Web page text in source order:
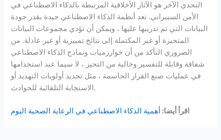
التحدي الآخر هو الآثار الأخلاقية المرتبطة بالذكاء الاصطناعي في
الأمن السيبراني. تعد أنظمة الذكاء الاصطناعي جيدة بقدر جودة
البيانات التي تم تدريبها عليها ، ويمكن أن تؤدي مجموعات البيانات
المتحيزة أو غير المكتملة إلى نتائج تمييزية أو غير عادلة. من
الضروري التأكد من أن خوارزميات ونماذج الذكاء الاصطناعي
شفافة وقابلة للتفسير وخالية من التحيز ، لا سيما عند استخدامها
في عمليات صنع القرار الحاسمة ، مثل تحديد أولويات التهديد أو
الاستجابة التلقائية للحوادث.
اقرأ أيضا: أهمية الذكاء الاصطناعي في الرعاية الصحية اليوم